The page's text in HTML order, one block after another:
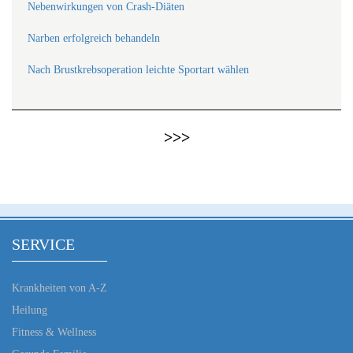
Nebenwirkungen von Crash-Diäten
Narben erfolgreich behandeln
Nach Brustkrebsoperation leichte Sportart wählen
>>>
SERVICE
Krankheiten von A-Z
Heilung
Fitness & Wellness